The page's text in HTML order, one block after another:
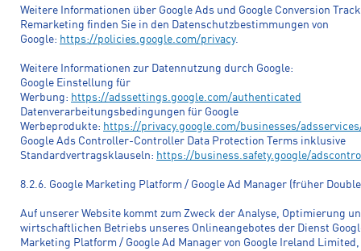
Weitere Informationen über Google Ads und Google Conversion
Remarketing finden Sie in den Datenschutzbestimmungen von
Google: https://policies.google.com/privacy.
Weitere Informationen zur Datennutzung durch Google:
Google Einstellung für
Werbung: https://adssettings.google.com/authenticated
Datenverarbeitungsbedingungen für Google
Werbeprodukte: https://privacy.google.com/businesses/
Google Ads Controller-Controller Data Protection Terms inklusive
Standardvertragsklauseln: https://business.safety.google/
8.2.6. Google Marketing Platform / Google Ad Manager (früher
Auf unserer Website kommt zum Zweck der Analyse, Optimierung
wirtschaftlichen Betriebs unseres Onlineangebotes der Dienst
Marketing Platform / Google Ad Manager von Google Ireland Limited,